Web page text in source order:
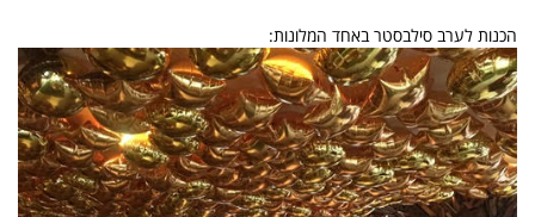
הכנות לערב סילבסטר באחד המלונות: